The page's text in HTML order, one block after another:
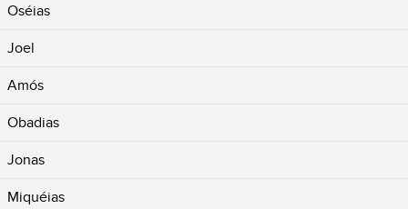
Oséias
Joel
Amós
Obadias
Jonas
Miquéias